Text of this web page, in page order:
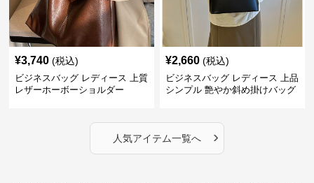
¥3,740 (税込)
ビジネスバッグ レディース 上質
レザーホーボーショルダー
¥2,660 (税込)
ビジネスバッグ レディース 上品
シンプル 艶やか斜め掛けバッグ
人気アイテム一覧へ ›